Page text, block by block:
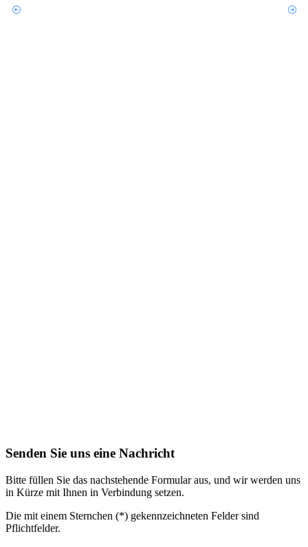
Senden Sie uns eine Nachricht
Bitte füllen Sie das nachstehende Formular aus, und wir werden uns
in Kürze mit Ihnen in Verbindung setzen.
Die mit einem Sternchen (*) gekennzeichneten Felder sind
Pflichtfelder.